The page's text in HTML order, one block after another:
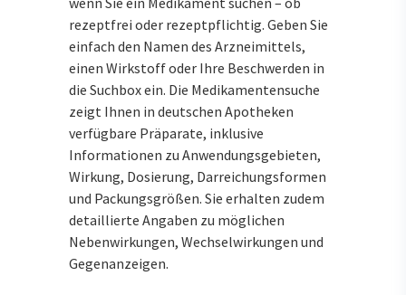
rezeptfrei oder rezeptpflichtig. Geben Sie
einfach den Namen des Arzneimittels,
einen Wirkstoff oder Ihre Beschwerden in
die Suchbox ein. Die Medikamentensuche
zeigt Ihnen in deutschen Apotheken
verfügbare Präparate, inklusive
Informationen zu Anwendungsgebieten,
Wirkung, Dosierung, Darreichungsformen
und Packungsgrößen. Sie erhalten zudem
detaillierte Angaben zu möglichen
Nebenwirkungen, Wechselwirkungen und
Gegenanzeigen.